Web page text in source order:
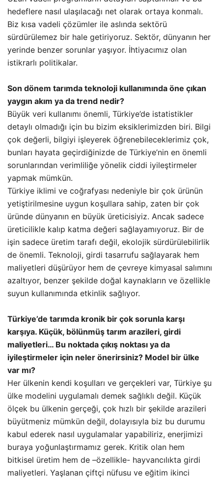
hedeflere nasıl ulaşılacağı net olarak ortaya konmalı.
Biz kısa vadeli çözümler ile aslında sektörü
sürdürülemez bir hale getiriyoruz. Sektör, dünyanın her
yerinde benzer sorunlar yaşıyor. İhtiyacımız olan
istikrarlı politikalar.
Son dönem tarımda teknoloji kullanımında öne çıkan
yaygın akım ya da trend nedir?
Büyük veri kullanımı önemli, Türkiye’de istatistikler
detaylı olmadığı için bu bizim eksiklerimizden biri. Bilgi
çok değerli, bilgiyi işleyerek öğrenebileceklerimiz çok,
bunları hayata geçirdiğinizde de Türkiye’nin en önemli
sorunlarından verimliliğe yönelik ciddi iyileştirmeler
yapmak mümkün.
Türkiye iklimi ve coğrafyası nedeniyle bir çok ürünün
yetiştirilmesine uygun koşullara sahip, zaten bir çok
üründe dünyanın en büyük üreticisiyiz. Ancak sadece
üreticilikle kalıp katma değeri sağlayamıyoruz. Bir de
işin sadece üretim tarafı değil, ekolojik sürdürülebilirlik
de önemli. Teknoloji, girdi tasarrufu sağlayarak hem
maliyetleri düşürüyor hem de çevreye kimyasal salımını
azaltıyor, benzer şekilde doğal kaynakların ve özellikle
suyun kullanımında etkinlik sağlıyor.
Türkiye’de tarımda kronik bir çok sorunla karşı
karşıya. Küçük, bölünmüş tarım arazileri, girdi
maliyetleri… Bu noktada çıkış noktası ya da
iyileştirmeler için neler önerirsiniz? Model bir ülke
var mı?
Her ülkenin kendi koşulları ve gerçekleri var, Türkiye şu
ülke modelini uygulamalı demek sağlıklı değil. Küçük
ölçek bu ülkenin gerçeği, çok hızlı bir şekilde arazileri
büyütmeniz mümkün değil, dolayısıyla biz bu durumu
kabul ederek nasıl uygulamalar yapabiliriz, enerjimizi
buraya yoğunlaştırmamız gerek. Kritik olan hem
bitkisel üretim hem de –özellikle- hayvancılıkta girdi
maliyetleri. Yaşlanan çiftçi nüfusu ve eğitim ikinci